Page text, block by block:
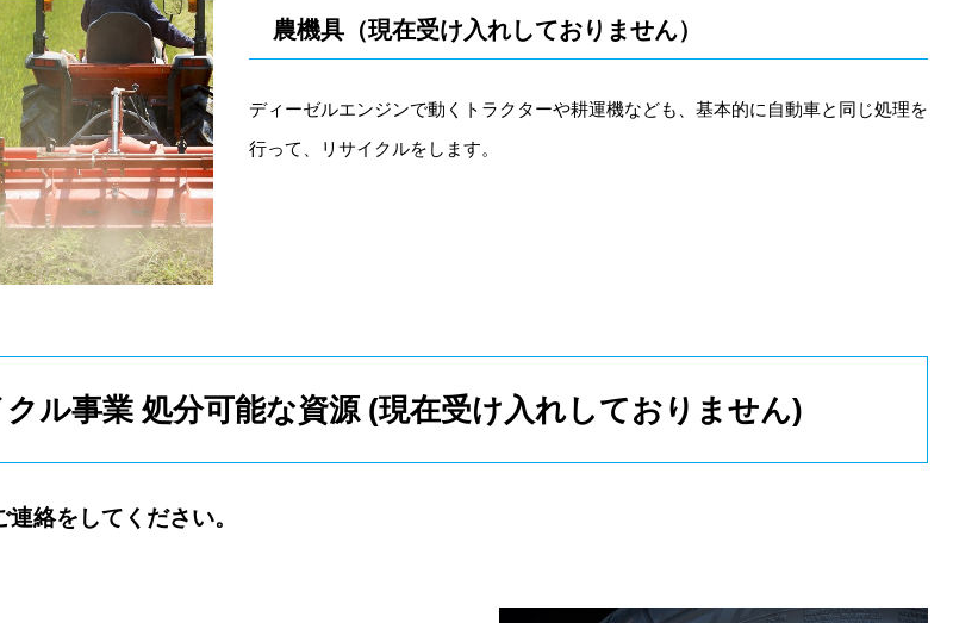
農機具（現在受け入れしておりません）
ディーゼルエンジンで動くトラクターや耕運機なども、基本的に自動車と同じ処理を
行って、リサイクルをします。
クル事業 処分可能な資源 (現在受け入れしておりません)
絡をしてください。